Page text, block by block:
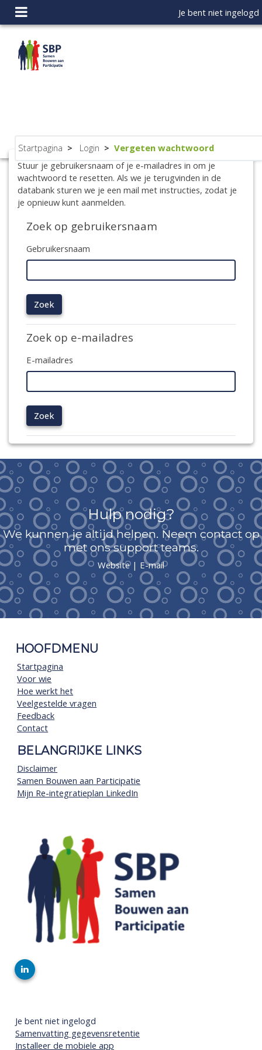
Ga naar hoofdinhoud
Zijpaneel
Je bent niet ingelogd
Startpagina Login
Vergeten wachtwoord
Stuur je gebruikersnaam of je e-mailadres in om je
wachtwoord te resetten. Als we je terugvinden in de
databank sturen we je een mail met instructies, zodat je
je opnieuw kunt aanmelden.
Zoek op gebruikersnaam
Gebruikersnaam
Zoek op e-mailadres
E-mailadres
Hulp nodig?
We kunnen je altijd helpen. Neem contact op
met ons support teams.
Website | E-mail
HOOFDMENU
Startpagina
Voor wie
Hoe werkt het
Veelgestelde vragen
Feedback
Contact
BELANGRIJKE LINKS
Disclaimer
Samen Bouwen aan Participatie
Mijn Re-integratieplan LinkedIn
Je bent niet ingelogd
Samenvatting gegevensretentie
Installeer de mobiele app